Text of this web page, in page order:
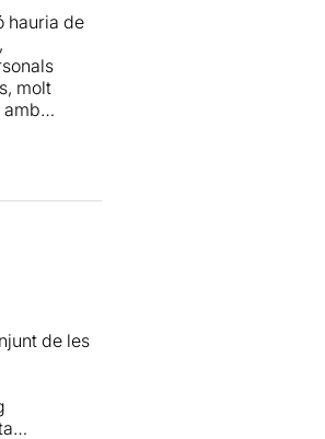
hauria de
molt
amb
tasca
amb
de les